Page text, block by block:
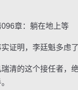
章：躺在地上等
明，李廷魁多虑了
的这个接任者，绝